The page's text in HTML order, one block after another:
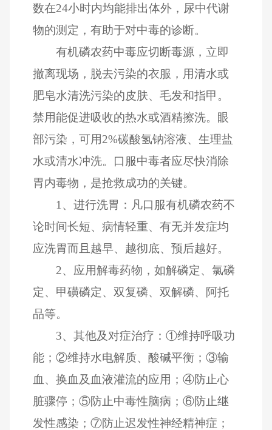
数在24小时内均能排出体外，尿中代谢
物的测定，有助于对中毒的诊断。
有机磷农药中毒应切断毒源，立即
撤离现场，脱去污染的衣服，用清水或
肥皂水清洗污染的皮肤、毛发和指甲。
禁用能促进吸收的热水或酒精擦洗。眼
部污染，可用2%碳酸氢钠溶液、生理盐
水或清水冲洗。口服中毒者应尽快消除
胃内毒物，是抢救成功的关键。
1、进行洗胃：凡口服有机磷农药不
论时间长短、病情轻重、有无并发症均
应洗胃而且越早、越彻底、预后越好。
2、应用解毒药物，如解磷定、氯磷
定、甲磺磷定、双复磷、双解磷、阿托
品等。
3、其他及对症治疗：①维持呼吸功
能；②维持水电解质、酸碱平衡；③输
血、换血及血液灌流的应用；④防止心
脏骤停；⑤防止中毒性脑病；⑥防止继
发性感染；⑦防止迟发性神经精神症；